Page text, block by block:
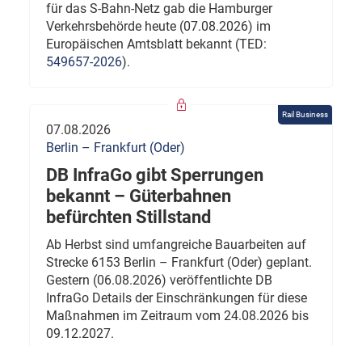
für das S-Bahn-Netz gab die Hamburger
Verkehrsbehörde heute (07.08.2026) im
Europäischen Amtsblatt bekannt (TED:
549657-2026).
Rail Business
07.08.2026
Berlin – Frankfurt (Oder)
DB InfraGo gibt Sperrungen
bekannt – Güterbahnen
befürchten Stillstand
Ab Herbst sind umfangreiche Bauarbeiten auf
Strecke 6153 Berlin – Frankfurt (Oder) geplant.
Gestern (06.08.2026) veröffentlichte DB
InfraGo Details der Einschränkungen für diese
Maßnahmen im Zeitraum vom 24.08.2026 bis
09.12.2027.